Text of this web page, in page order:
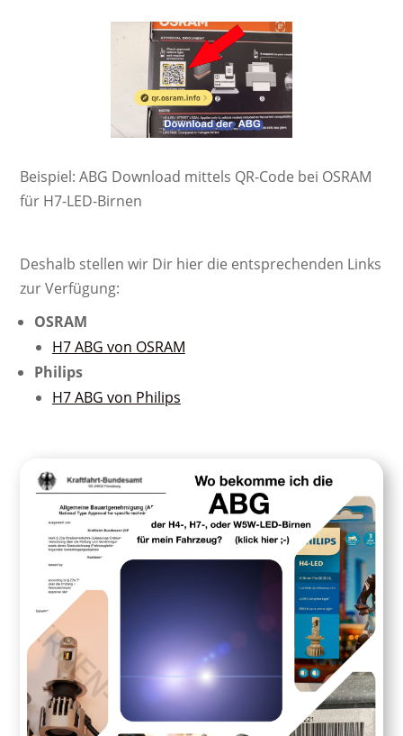
Beispiel: ABG Download mittels QR-Code bei OSRAM
für H7-LED-Birnen
Deshalb stellen wir Dir hier die entsprechenden Links
zur Verfügung:
OSRAM
H7 ABG von OSRAM
Philips
H7 ABG von Philips